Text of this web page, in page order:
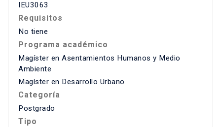
IEU3063
Requisitos
No tiene
Programa académico
Magíster en Asentamientos Humanos y Medio
Ambiente
Magíster en Desarrollo Urbano
Categoría
Postgrado
Tipo